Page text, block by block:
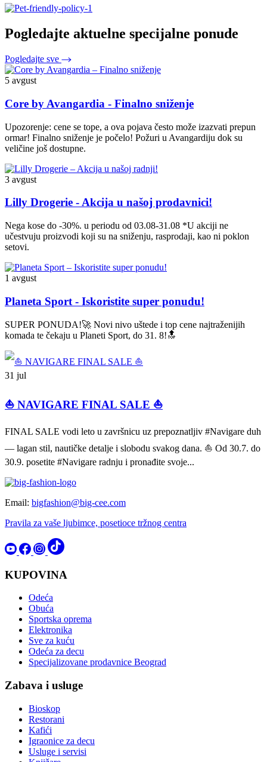
Pogledajte aktuelne specijalne ponude
Pogledajte sve
5 avgust
Core by Avangardia - Finalno sniženje
Upozorenje: cene se tope, a ova pojava često može izazvati prepun
ormar! Finalno sniženje je počelo! Požuri u Avangardiju dok su
veličine još dostupne.
3 avgust
Lilly Drogerie - Akcija u našoj prodavnici!
Nega kose do -30%. u periodu od 03.08-31.08 *U akciji ne
učestvuju proizvodi koji su na sniženju, rasprodaji, kao ni poklon
setovi.
1 avgust
Planeta Sport - Iskoristite super ponudu!
SUPER PONUDA!🚀 Novi nivo uštede i top cene najtraženijih
komada te čekaju u Planeti Sport, do 31. 8!🔝
31 jul
⛵ NAVIGARE FINAL SALE ⛵
FINAL SALE vodi leto u završnicu uz prepoznatljiv #Navigare duh
— lagan stil, nautičke detalje i slobodu svakog dana. ⛵ Od 30.7. do
30.9. posetite #Navigare radnju i pronađite svoje...
Email: bigfashion@big-cee.com
Pravila za vaše ljubimce, posetioce tržnog centra
KUPOVINA
Odeća
Obuća
Sportska oprema
Elektronika
Sve za kuću
Odeća za decu
Specijalizovane prodavnice Beograd
Zabava i usluge
Bioskop
Restorani
Kafići
Igraonice za decu
Usluge i servisi